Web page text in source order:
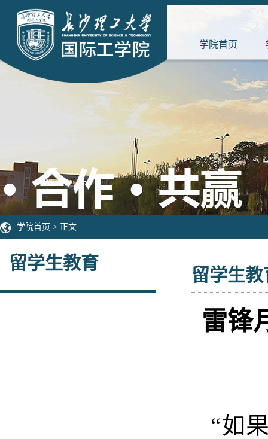
学院首页
学院首页 > 正文
留学生教育
留学生教
雷锋
“如